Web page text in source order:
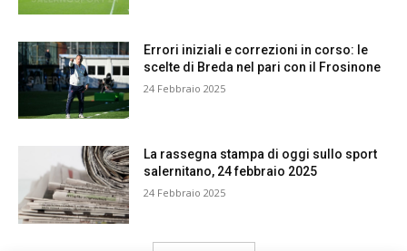
Errori iniziali e correzioni in corso: le
scelte di Breda nel pari con il Frosinone
24 Febbraio 2025
La rassegna stampa di oggi sullo sport
salernitano, 24 febbraio 2025
24 Febbraio 2025